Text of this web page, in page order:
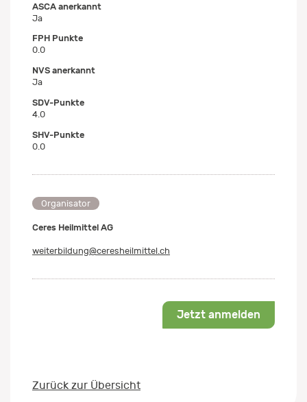
ASCA anerkannt
Ja
FPH Punkte
0.0
NVS anerkannt
Ja
SDV-Punkte
4.0
SHV-Punkte
0.0
Organisator
Ceres Heilmittel AG
weiterbildung@ceresheilmittel.ch
Jetzt anmelden
Zurück zur Übersicht